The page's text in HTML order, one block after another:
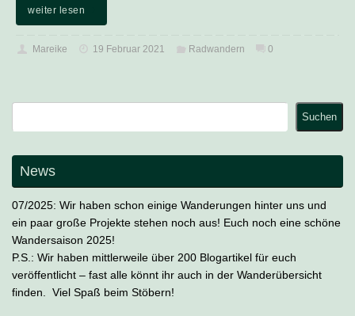
weiter lesen
Mareike 19 Februar 2021 Radwandern 0
Suchen
News
07/2025: Wir haben schon einige Wanderungen hinter uns und
ein paar große Projekte stehen noch aus! Euch noch eine schöne
Wandersaison 2025!
P.S.: Wir haben mittlerweile über 200 Blogartikel für euch
veröffentlicht – fast alle könnt ihr auch in der Wanderübersicht
finden. Viel Spaß beim Stöbern!